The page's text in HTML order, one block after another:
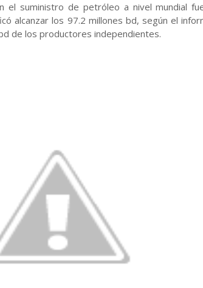
el suministro de petróleo a nivel mundial
alcanzar los 97.2 millones bd, según el
de los productores independientes.